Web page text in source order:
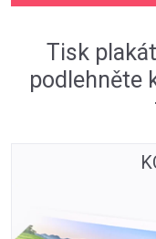
Tisk
podlehněte